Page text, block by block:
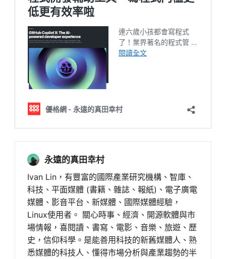
永遠的真田幸村
Ivan Lin，有豐富的國際產業研究機構、智庫、
科技、平面媒體 (書籍、雜誌、報紙)、電子廣電
媒體、影音平台、新媒體、國際媒體經驗，
Linux使用者。 關心時事、經濟、開源軟體與市
場情報，喜閱讀、書寫、電影、音樂、旅遊、歷
史，信仰科學。是能善用科技的新舊媒體人、熟
悉媒體的科技人、懂得市場分析與產業趨勢的半